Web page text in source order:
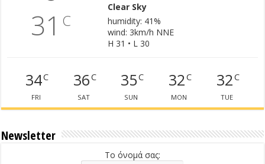
31 C
Clear Sky
humidity: 41%
wind: 3km/h NNE
H 31 • L 30
34C
FRI
36C
SAT
35C
SUN
32C
MON
32C
TUE
Newsletter
Το όνομά σας: